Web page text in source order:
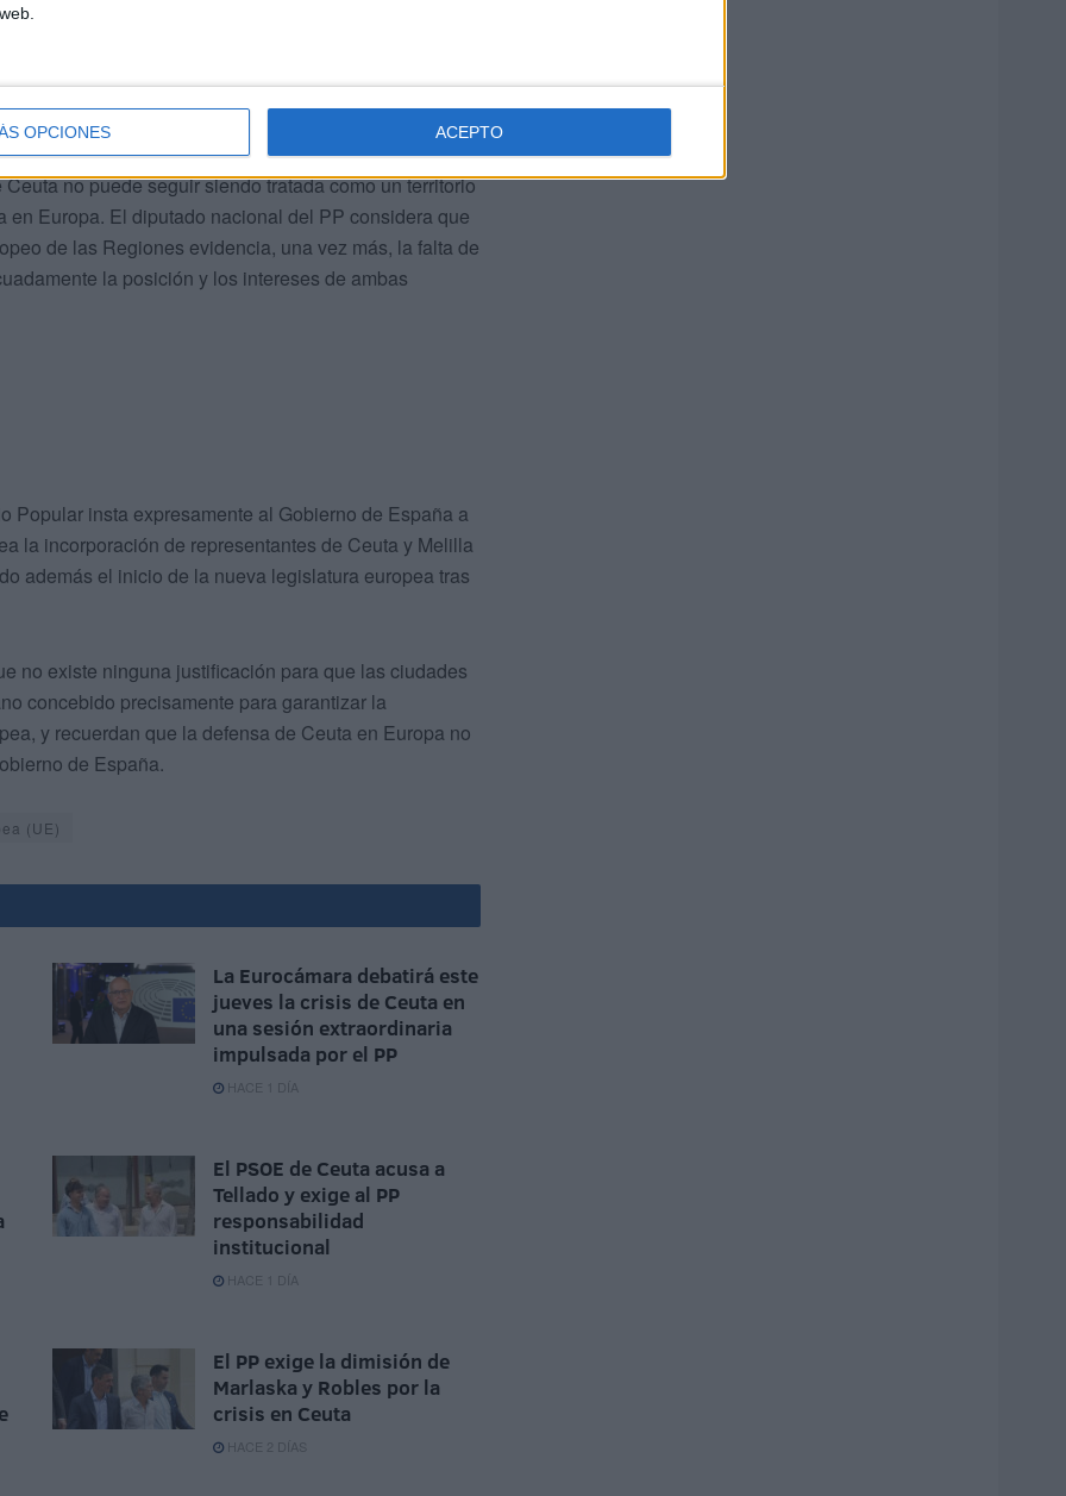
OPCIONES ACEPTO
no puede seguir siendo tratada como un territorio
Europa. El diputado nacional del PP considera que
de las Regiones evidencia, una vez más, la falta de
la posición y los intereses de ambas
Popular insta expresamente al Gobierno de España a
la incorporación de representantes de Ceuta y Melilla
además el inicio de la nueva legislatura europea tras
no existe ninguna justificación para que las ciudades
concebido precisamente para garantizar la
y recuerdan que la defensa de Ceuta en Europa no
de España.
(UE)
La Eurocámara debatirá este
jueves la crisis de Ceuta en
una sesión extraordinaria
impulsada por el PP
HACE 1 DÍA
El PSOE de Ceuta acusa a
Tellado y exige al PP
responsabilidad
institucional
HACE 1 DÍA
El PP exige la dimisión de
Marlaska y Robles por la
crisis en Ceuta
HACE 2 DÍAS